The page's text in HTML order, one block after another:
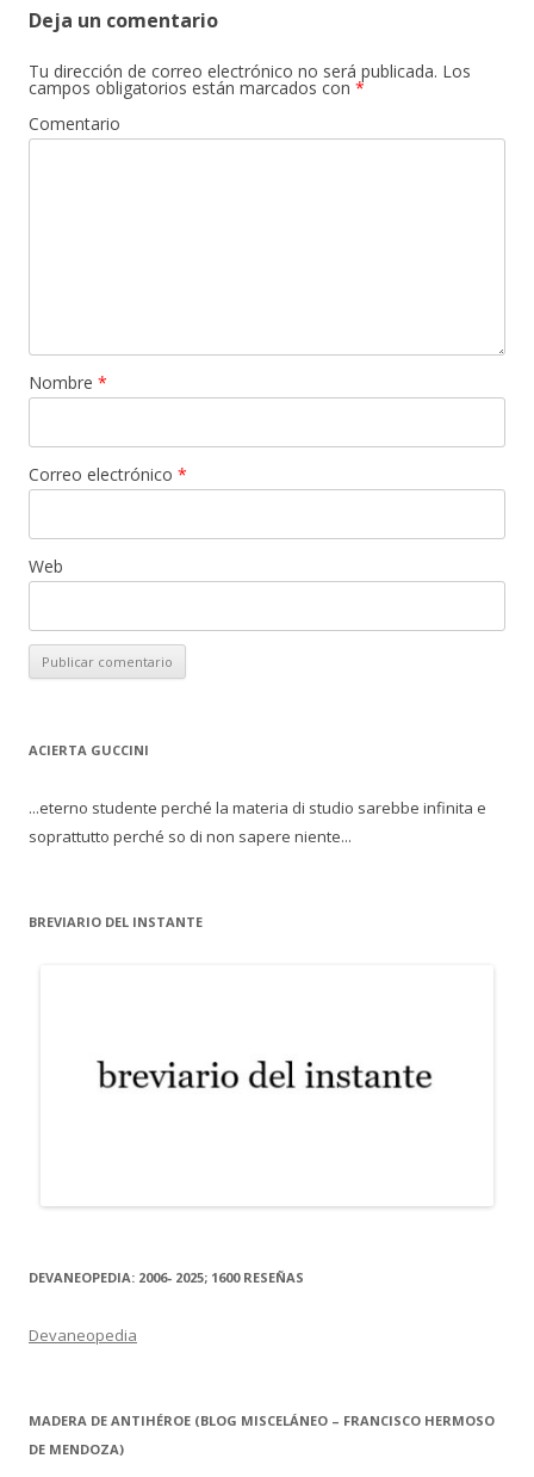
Deja un comentario
Tu dirección de correo electrónico no será publicada. Los
campos obligatorios están marcados con *
Comentario
Nombre *
Correo electrónico *
Web
ACIERTA GUCCINI
...eterno studente perché la materia di studio sarebbe infinita e
soprattutto perché so di non sapere niente...
BREVIARIO DEL INSTANTE
DEVANEOPEDIA: 2006- 2025; 1600 RESEÑAS
Devaneopedia
MADERA DE ANTIHÉROE (BLOG MISCELÁNEO – FRANCISCO HERMOSO
DE MENDOZA)